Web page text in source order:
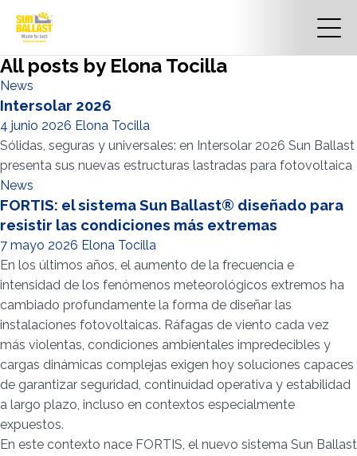
All posts by Elona Tocilla
News
Intersolar 2026
4 junio 2026 Elona Tocilla
Sólidas, seguras y universales: en Intersolar 2026 Sun Ballast
presenta sus nuevas estructuras lastradas para fotovoltaica
News
FORTIS: el sistema Sun Ballast® diseñado para
resistir las condiciones más extremas
7 mayo 2026 Elona Tocilla
En los últimos años, el aumento de la frecuencia e
intensidad de los fenómenos meteorológicos extremos ha
cambiado profundamente la forma de diseñar las
instalaciones fotovoltaicas. Ráfagas de viento cada vez
más violentas, condiciones ambientales impredecibles y
cargas dinámicas complejas exigen hoy soluciones capaces
de garantizar seguridad, continuidad operativa y estabilidad
a largo plazo, incluso en contextos especialmente
expuestos.
En este contexto nace FORTIS, el nuevo sistema Sun Ballast